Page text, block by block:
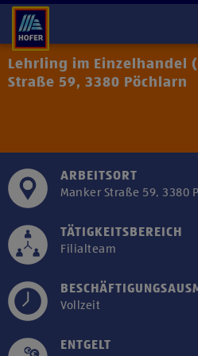
Lehrling im Einzelhandel
Straße 59, 3380 Pöchlarn
ARBEITSORT
Manker Straße 59, 3380
TÄTIGKEITSBEREICH
Filialteam
Vollzeit
ENTGELT